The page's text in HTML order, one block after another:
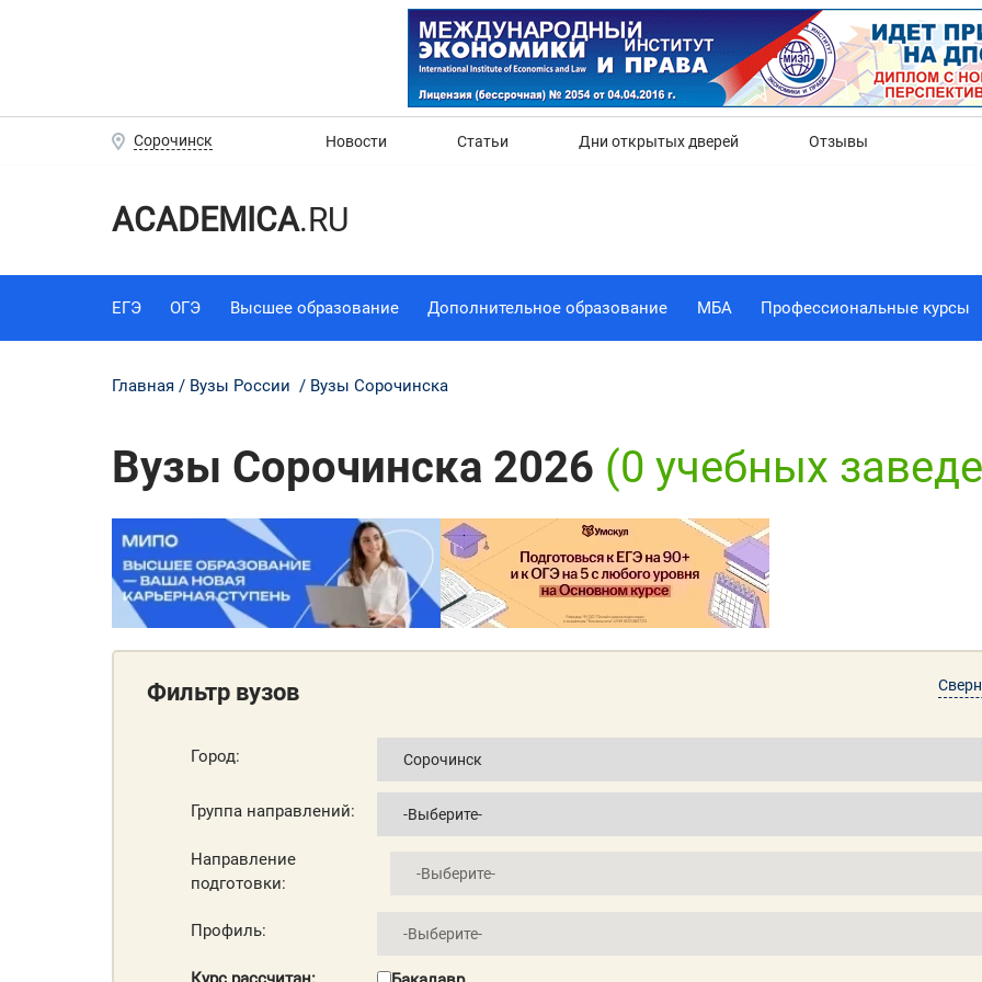
Сорочинск Новости Статьи Дни открытых дверей Отзывы
ACADEMICA.RU
ЕГЭ ОГЭ Высшее образование Дополнительное образование МБА Профессиональные курсы
Главная Вузы России Вузы Сорочинска
Вузы Сорочинска 2026 (0 учебных
Фильтр вузов
Город:
Группа направлений:
Направление
подготовки:
Профиль:
Нет